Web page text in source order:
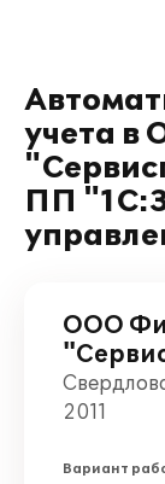
учета
ПП
ООО
2011
Вариант